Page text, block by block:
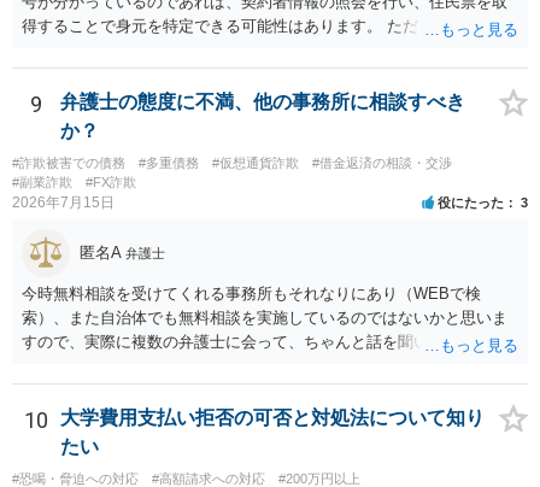
得することで身元を特定できる可能性はあります。 ただ、他人名義の
ろです。 LINEについても、詐欺の事案であれば照会できる可能性はあ
りますが、携帯電話の番号を経由する方法より難しくなります。 身元
を特定した後は、返金の理屈があるかどうかを確認していきます。 基
本的に贈与に該当する場合には返金請求ができません。 詐欺を含め、
当方に返金の理屈があるかどうかを確認していきます。 さらに、渡し
た金額について、裏付けがあるかどうかも精査します。 上記を経て、
からスタートすることになるでしょう。 ご理解のとおり、詐欺である
ことの立証は簡単ではありません。 刑事事件化が出来るのであれば、
返金交渉で有利になる可能性がありますが、民事上の詐欺の立証以上
に難しいところがあります。 こちらについては、一度、最寄りの警察
署に被害相談をするようにしてください。 具体的な見通しに関して
良いかと思います。
9
弁護士の態度に不満、他の事務所に相談すべき
か？
#詐欺被害での債務 #多重債務 #仮想通貨詐欺
#借金返済の相談・交渉
#副業詐欺
#FX詐欺
2026年7月15日 役にたった 3
匿名A 弁護士
今時無料相談を受けてくれる事務所もそれなりにあり（WEBで検
索）、また自治体でも無料相談を実施しているのではないかと思いま
すので、実際に複数の弁護士に会って、ちゃんと話を聞いてくれる
はそもそも事案を把握できていないようですので、御相談の案件につ
いては弁護士として能力不足なのかもしれません。相手にしない方が
良いと思います。ただ、仮想通貨詐欺の被害回復は現実的には難しい
かもしれません。
10
大学費用支払い拒否の可否と対処法について知り
たい
#恐喝・脅迫への対応 #高額請求への対応
#200万円以上